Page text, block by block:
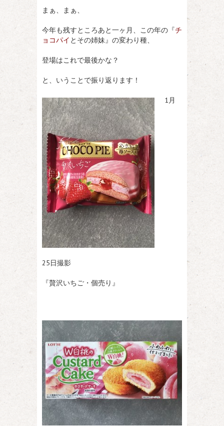
まぁ、まぁ、
今年も残すところあと一ヶ月、この年の『チ
ョコパイ とその姉妹』の変わり種、
登場はこれで最後かな？
と、いうことで振り返ります！
1月
25日撮影
『贅沢いちご・個売り』